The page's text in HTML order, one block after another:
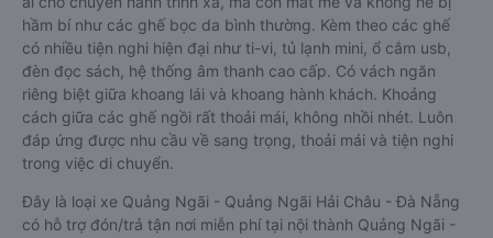
hầm bí như các ghế bọc da bình thường. Kèm theo các ghế
có nhiều tiện nghi hiện đại như ti-vi, tủ lạnh mini, ổ cắm usb,
đèn đọc sách, hệ thống âm thanh cao cấp. Có vách ngăn
riêng biệt giữa khoang lái và khoang hành khách. Khoảng
cách giữa các ghế ngồi rất thoải mái, không nhồi nhét. Luôn
đáp ứng được nhu cầu về sang trọng, thoải mái và tiện nghi
trong việc di chuyển.
Đây là loại xe Quảng Ngãi - Quảng Ngãi Hải Châu - Đà Nẵng
có hỗ trợ đón/trả tận nơi miễn phí tại nội thành Quảng Ngãi -